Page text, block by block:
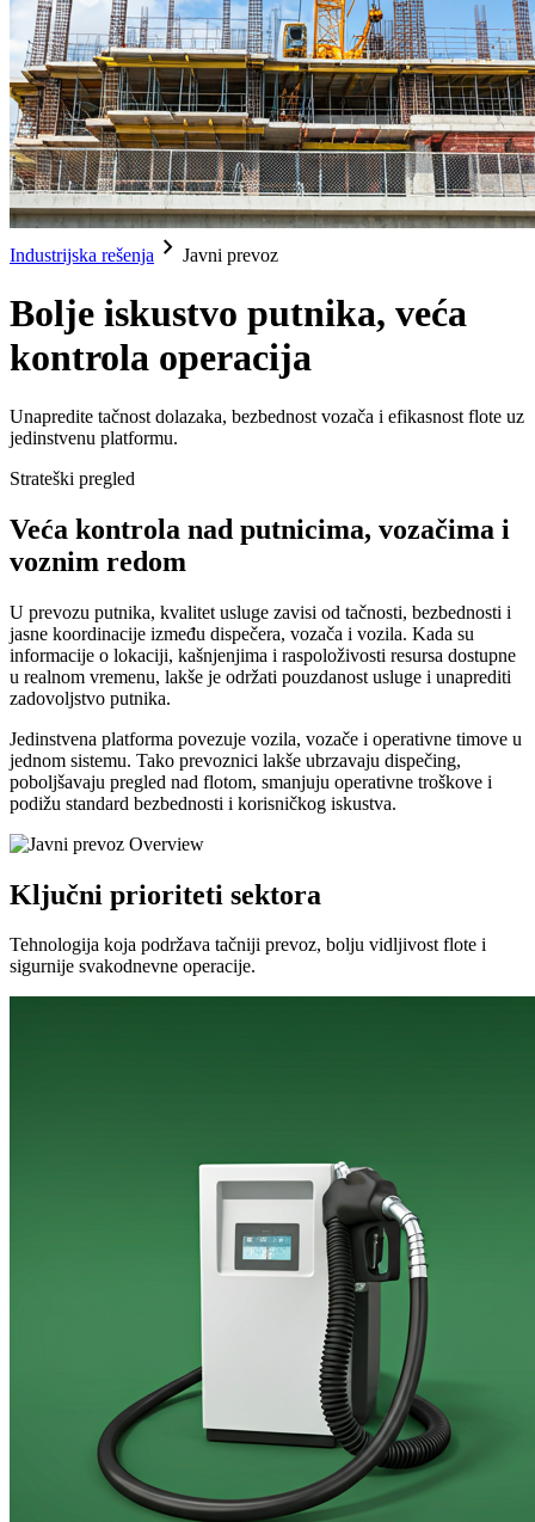
Industrijska rešenja chevron_right Javni prevoz
Bolje iskustvo putnika, veća
kontrola operacija
Unapredite tačnost dolazaka, bezbednost vozača i efikasnost flote uz
jedinstvenu platformu.
Strateški pregled
Veća kontrola nad putnicima, vozačima i
voznim redom
U prevozu putnika, kvalitet usluge zavisi od tačnosti, bezbednosti i
jasne koordinacije između dispečera, vozača i vozila. Kada su
informacije o lokaciji, kašnjenjima i raspoloživosti resursa dostupne
u realnom vremenu, lakše je održati pouzdanost usluge i unaprediti
zadovoljstvo putnika.
Jedinstvena platforma povezuje vozila, vozače i operativne timove u
jednom sistemu. Tako prevoznici lakše ubrzavaju dispečing,
poboljšavaju pregled nad flotom, smanjuju operativne troškove i
podižu standard bezbednosti i korisničkog iskustva.
Ključni prioriteti sektora
Tehnologija koja podržava tačniji prevoz, bolju vidljivost flote i
sigurnije svakodnevne operacije.